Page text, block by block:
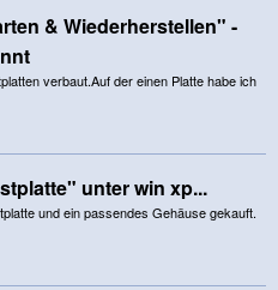
& Wiederherstellen" -
verbaut.Auf der einen Platte habe ich
unter win xp...
und ein passendes Gehäuse gekauft.